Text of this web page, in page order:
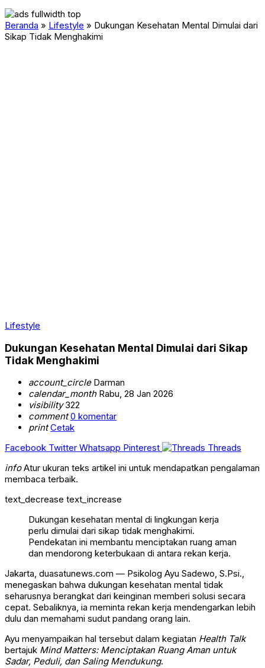
Beranda » Lifestyle » Dukungan Kesehatan Mental Dimulai dari
Sikap Tidak Menghakimi
Lifestyle
Dukungan Kesehatan Mental Dimulai dari Sikap
Tidak Menghakimi
account_circleDarman
calendar_monthRabu, 28 Jan 2026
visibility322
comment 0 komentar
print Cetak
Facebook Twitter Whatsapp Pinterest
Threads
infoAtur ukuran teks artikel ini untuk mendapatkan pengalaman
membaca terbaik.
text_decrease text_increase
Dukungan kesehatan mental di lingkungan kerja
perlu dimulai dari sikap tidak menghakimi.
Pendekatan ini membantu menciptakan ruang aman
dan mendorong keterbukaan di antara rekan kerja.
Jakarta, duasatunews.com — Psikolog Ayu Sadewo, S.Psi.,
menegaskan bahwa dukungan kesehatan mental tidak
seharusnya berangkat dari keinginan memberi solusi secara
cepat. Sebaliknya, ia meminta rekan kerja mendengarkan lebih
dulu dan memahami sudut pandang orang lain.
Ayu menyampaikan hal tersebut dalam kegiatan Health Talk
bertajuk Mind Matters: Menciptakan Ruang Aman untuk
Sadar, Peduli, dan Saling Mendukung.